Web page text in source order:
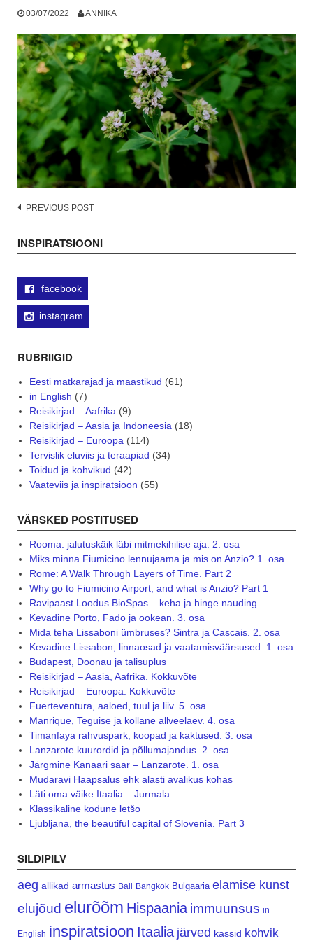
03/07/2022 ANNIKA
Post
PREVIOUS POST
INSPIRATSIOONI
facebook
instagram
RUBRIIGID
Eesti matkarajad ja maastikud (61)
in English (7)
Reisikirjad – Aafrika(9)
Reisikirjad – Aasia ja Indoneesia(18)
Reisikirjad – Euroopa(114)
Tervislik eluviis ja teraapiad (34)
Toidud ja kohvikud (42)
Vaateviis ja inspiratsioon (55)
VÄRSKED POSTITUSED
Rooma: jalutuskäik läbi mitmekihilise aja. 2. osa
Miks minna Fiumicino lennujaama ja mis on Anzio? 1. osa
Rome: A Walk Through Layers of Time. Part 2
Why go to Fiumicino Airport, and what is Anzio? Part 1
Ravipaast Loodus BioSpas – keha ja hinge nauding
Kevadine Porto, Fado ja ookean. 3. osa
Mida teha Lissaboni ümbruses? Sintra ja Cascais. 2. osa
Kevadine Lissabon, linnaosad ja vaatamisväärsused. 1. osa
Budapest, Doonau ja talisuplus
Reisikirjad – Aasia, Aafrika. Kokkuvõte
Reisikirjad – Euroopa. Kokkuvõte
Fuerteventura, aaloed, tuul ja liiv. 5. osa
Manrique, Teguise ja kollane allveelaev. 4. osa
Timanfaya rahvuspark, koopad ja kaktused. 3. osa
Lanzarote kuurordid ja põllumajandus. 2. osa
Järgmine Kanaari saar – Lanzarote. 1. osa
Mudaravi Haapsalus ehk alasti avalikus kohas
Läti oma väike Itaalia – Jurmala
Klassikaline kodune letšo
Ljubljana, the beautiful capital of Slovenia. Part 3
SILDIPILV
aeg allikad armastus Bali Bangkok Bulgaaria elamise kunst
elujõud elurõõm Hispaania immuunsus in
English inspiratsioon Itaalia järved kassid kohvik